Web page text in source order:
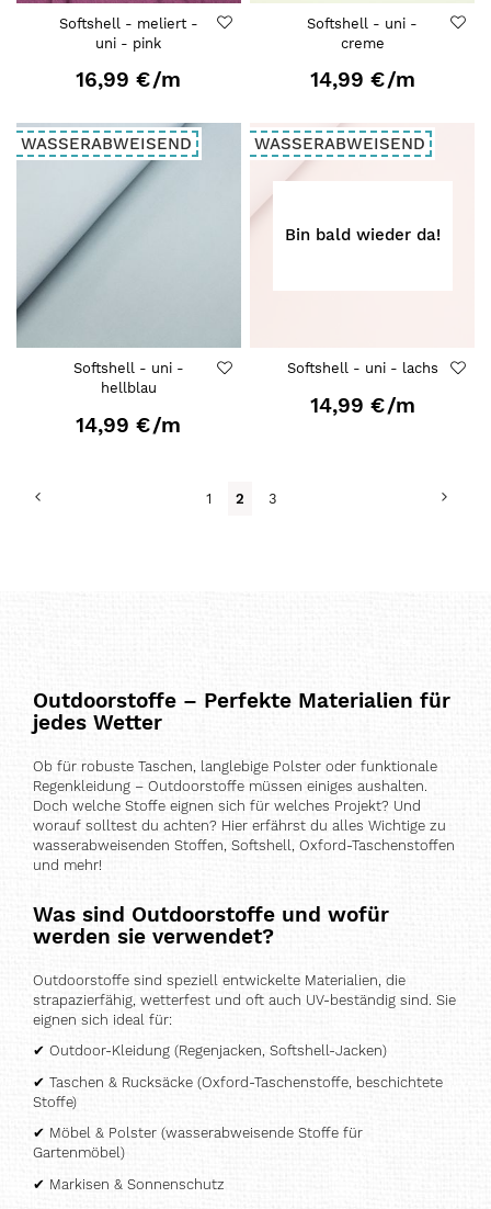
Softshell - meliert -
uni - pink
16,99 €/m
Softshell - uni -
creme
14,99 €/m
WASSERABWEISEND
Softshell - uni -
hellblau
14,99 €/m
Bin bald wieder da!
WASSERABWEISEND
Softshell - uni - lachs
14,99 €/m
Seite
1 Du
2 Seite
3
Outdoorstoffe – Perfekte Materialien für
jedes Wetter
Ob für robuste Taschen, langlebige Polster oder funktionale
Regenkleidung – Outdoorstoffe müssen einiges aushalten.
Doch welche Stoffe eignen sich für welches Projekt? Und
worauf solltest du achten? Hier erfährst du alles Wichtige zu
wasserabweisenden Stoffen, Softshell, Oxford-Taschenstoffen
und mehr!
Was sind Outdoorstoffe und wofür
werden sie verwendet?
Outdoorstoffe sind speziell entwickelte Materialien, die
strapazierfähig, wetterfest und oft auch UV-beständig sind. Sie
eignen sich ideal für:
✔ Outdoor-Kleidung (Regenjacken, Softshell-Jacken)
✔ Taschen & Rucksäcke (Oxford-Taschenstoffe, beschichtete
Stoffe)
✔ Möbel & Polster (wasserabweisende Stoffe für
Gartenmöbel)
✔ Markisen & Sonnenschutz